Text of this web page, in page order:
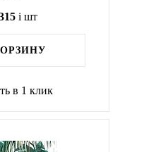
i шт
в 1 клик